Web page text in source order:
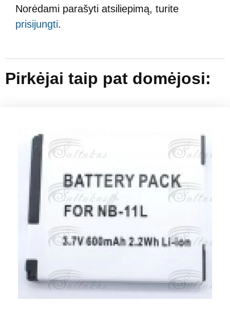
Norėdami parašyti atsiliepimą, turite
prisijungti.
Pirkėjai taip pat domėjosi: